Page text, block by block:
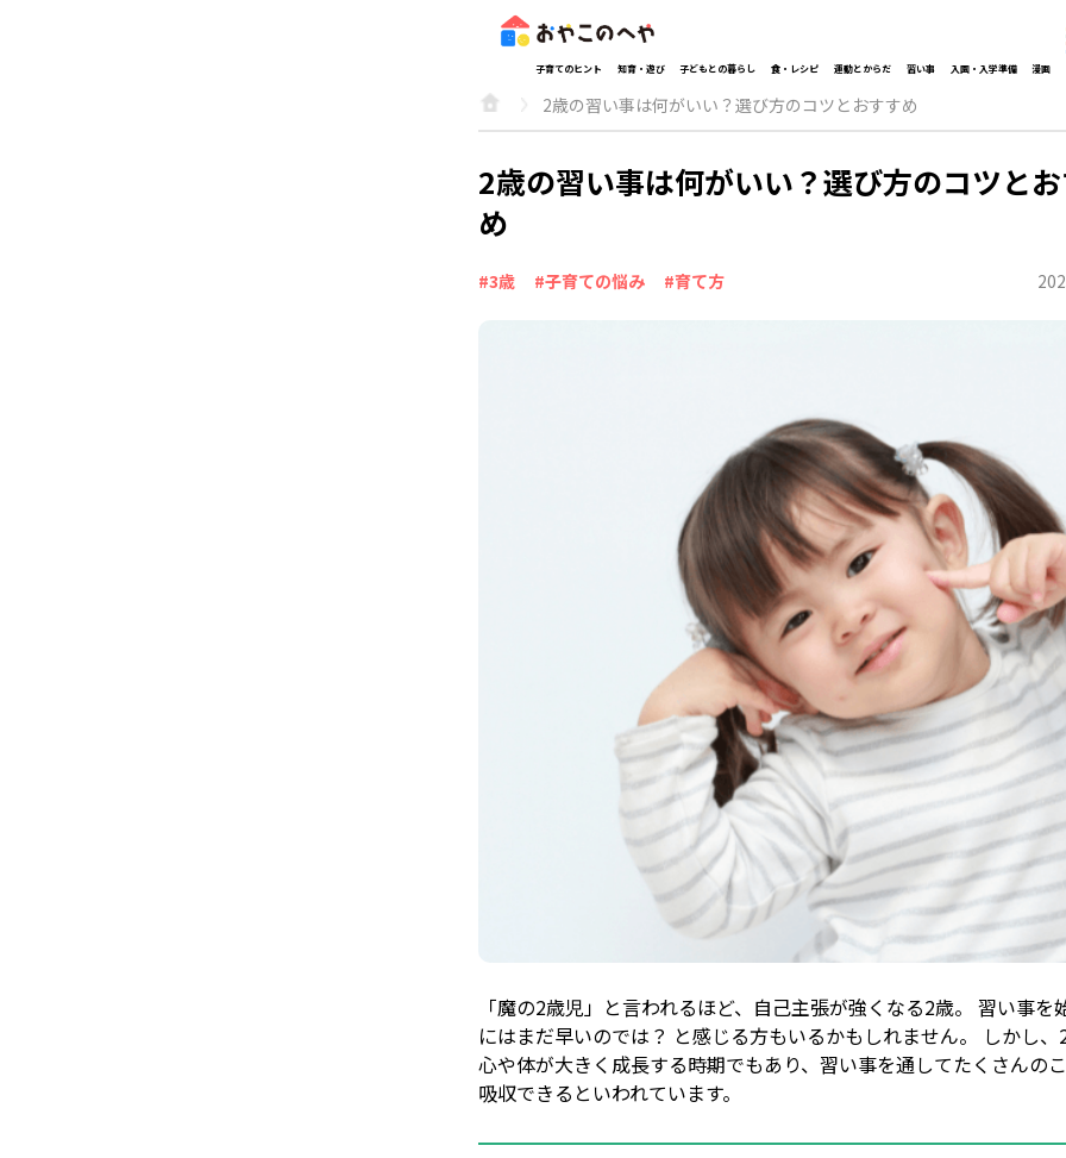
子育てのヒント 知育・遊び 子どもとの暮らし 食・レシピ 運動とからだ 習い事 入園・入学準備 漫画
2歳の習い事は何がいい？選び方のコツとおすすめ
2歳の習い事は何がいい？選び方のコツと
め
#3歳 #子育ての悩み #育て方
「魔の2歳児」と言われるほど、自己主張が強くなる2歳。 習い事を
にはまだ早いのでは？ と感じる方もいるかもしれません。 しかし、
心や体が大きく成長する時期でもあり、習い事を通してたくさんの
吸収できるといわれています。